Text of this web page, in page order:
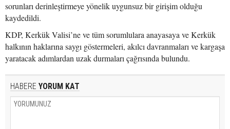
sorunları derinleştirmeye yönelik uygunsuz bir girişim olduğu
kaydedildi.
KDP, Kerkük Valisi’ne ve tüm sorumlulara anayasaya ve Kerkük
halkının haklarına saygı göstermeleri, akılcı davranmaları ve kargaşa
yaratacak adımlardan uzak durmaları çağrısında bulundu.
HABERE YORUM KAT